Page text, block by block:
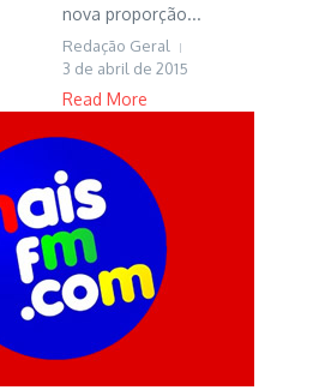
nova proporção...
Redação Geral
3 de abril de 2015
Read More